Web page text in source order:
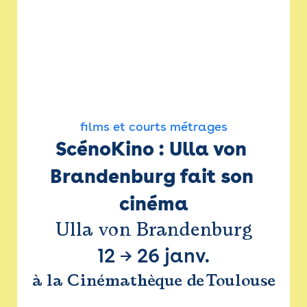
films et courts métrages
ScénoKino : Ulla von
Brandenburg fait son
cinéma
Ulla von Brandenburg
12 → 26 janv.
à la Cinémathèque de Toulouse